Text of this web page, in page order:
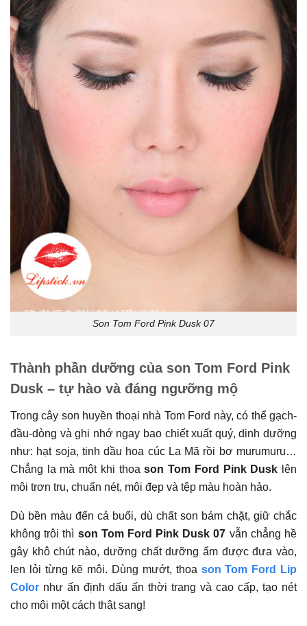
Son Tom Ford Pink Dusk 07
Thành phần dưỡng của son Tom Ford Pink
Dusk – tự hào và đáng ngưỡng mộ
Trong cây son huyền thoại nhà Tom Ford này, có thể gạch-
đầu-dòng và ghi nhớ ngay bao chiết xuất quý, dinh dưỡng
như: hạt soja, tinh dầu hoa cúc La Mã rồi bơ murumuru…
Chẳng lạ mà một khi thoason Tom Ford Pink Dusk lên
môi trơn tru, chuẩn nét, môi đẹp và tệp màu hoàn hảo.
Dù bền màu đến cả buổi, dù chất son bám chặt, giữ chắc
không trôi thì son Tom Ford Pink Dusk 07 vẫn chẳng hề
gây khô chút nào, dưỡng chất dưỡng ẩm được đưa vào,
len lỏi từng kẽ môi. Dùng mướt, thoa son Tom Ford Lip
Color như ấn định dấu ấn thời trang và cao cấp, tạo nét
cho môi một cách thật sang!